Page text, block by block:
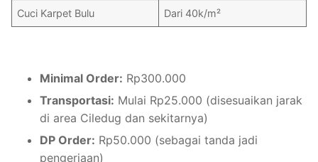
Cuci Karpet Bulu Dari 40k/m²
Minimal Order: Rp300.000
Transportasi: Mulai Rp25.000 (disesuaikan jarak
di area Ciledug dan sekitarnya)
DP Order: Rp50.000 (sebagai tanda jadi
pengerjaan)